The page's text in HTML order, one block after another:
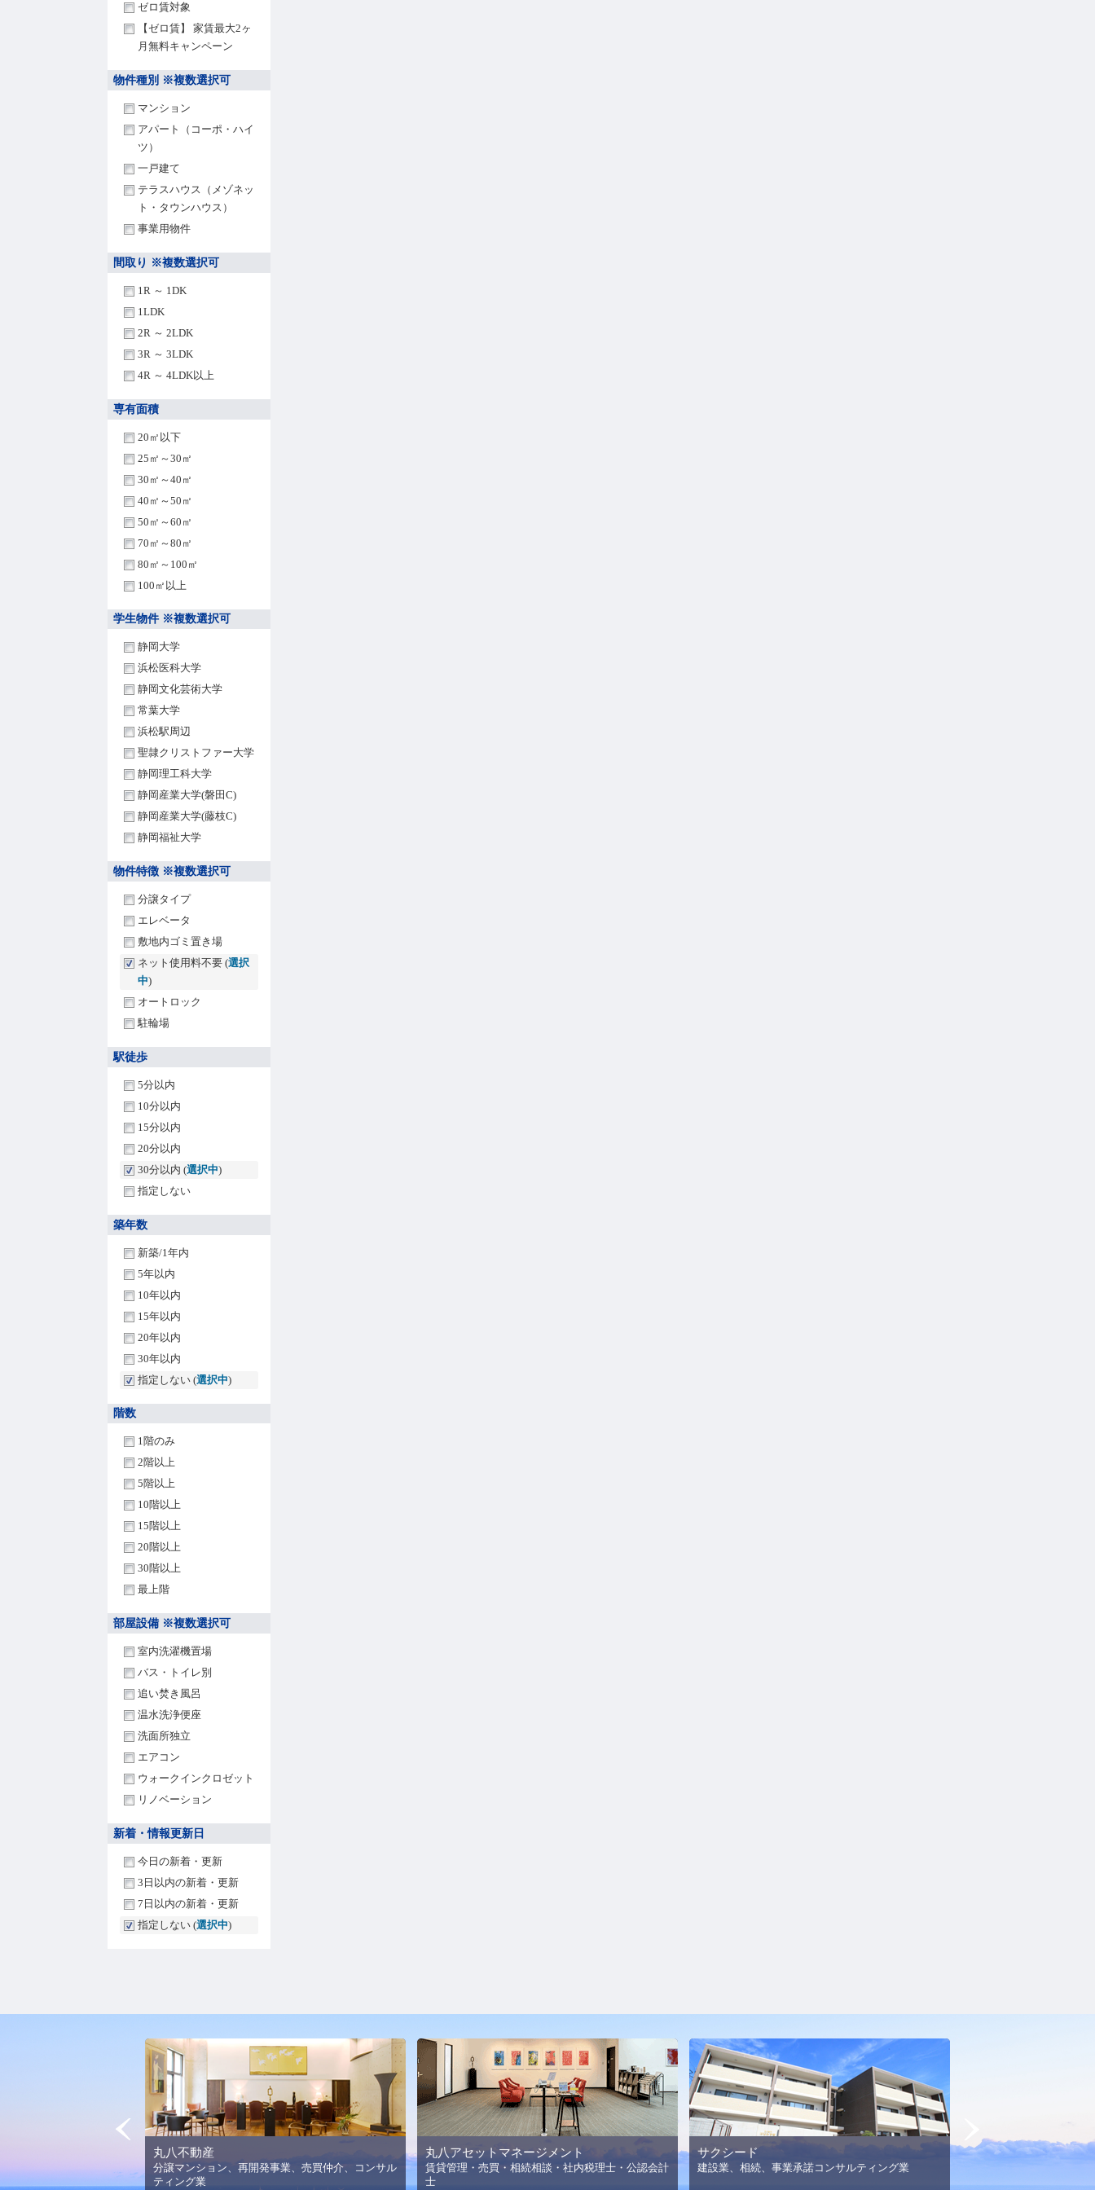
ゼロ賃対象
【ゼロ賃】 家賃最大2ヶ
月無料キャンペーン
物件種別 ※複数選択可
マンション
アパート（コーポ・ハイ
ツ）
一戸建て
テラスハウス（メゾネッ
ト・タウンハウス）
事業用物件
間取り ※複数選択可
1R ～ 1DK
1LDK
2R ～ 2LDK
3R ～ 3LDK
4R ～ 4LDK以上
専有面積
20㎡以下
25㎡～30㎡
30㎡～40㎡
40㎡～50㎡
50㎡～60㎡
70㎡～80㎡
80㎡～100㎡
100㎡以上
学生物件 ※複数選択可
静岡大学
浜松医科大学
静岡文化芸術大学
常葉大学
浜松駅周辺
聖隷クリストファー大学
静岡理工科大学
静岡産業大学(磐田C)
静岡産業大学(藤枝C)
静岡福祉大学
物件特徴 ※複数選択可
分譲タイプ
エレベータ
敷地内ゴミ置き場
ネット使用料不要 (選択
中)
オートロック
駐輪場
駅徒歩
5分以内
10分以内
15分以内
20分以内
30分以内 (選択中)
指定しない
築年数
新築/1年内
5年以内
10年以内
15年以内
20年以内
30年以内
指定しない (選択中)
階数
1階のみ
2階以上
5階以上
10階以上
15階以上
20階以上
30階以上
最上階
部屋設備 ※複数選択可
室内洗濯機置場
バス・トイレ別
追い焚き風呂
温水洗浄便座
洗面所独立
エアコン
ウォークインクロゼット
リノベーション
新着・情報更新日
今日の新着・更新
3日以内の新着・更新
7日以内の新着・更新
指定しない (選択中)
丸八不動産
分譲マンション、再開発事業、売買仲介、コンサル
ティング業
丸八アセットマネージメント
賃貸管理・売買・相続相談・社内税理士・公認会計
士
サクシード
建設業、相続、事業承諾コンサルティング業
MSエネルギー
Next